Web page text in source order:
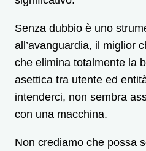
Senza dubbio è uno
all’avanguardia, il miglior
che elimina totalmente la
asettica tra utente ed
intenderci, non sembra
con una macchina.
Non crediamo che possa